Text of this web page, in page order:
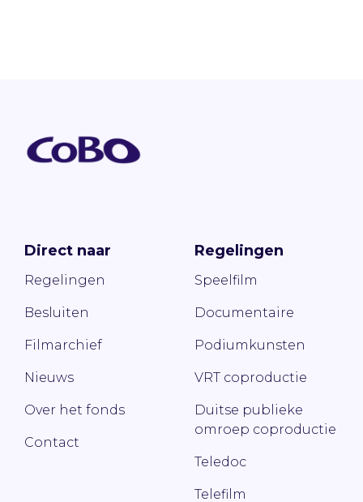
Direct naar
Regelingen
Besluiten
Filmarchief
Nieuws
Over het fonds
Contact
Regelingen
Speelfilm
Documentaire
Podiumkunsten
VRT coproductie
Duitse publieke
omroep coproductie
Teledoc
Telefilm